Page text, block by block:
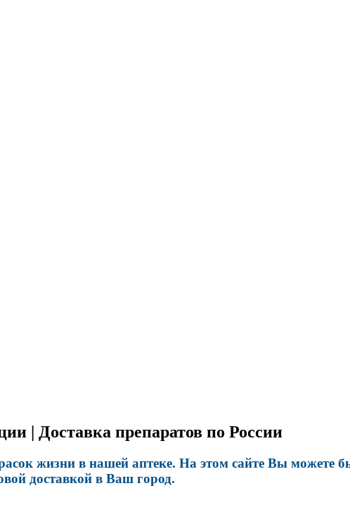
| Доставка препаратов по России
жизни в нашей аптеке. На этом сайте Вы можете
доставкой в Ваш город.